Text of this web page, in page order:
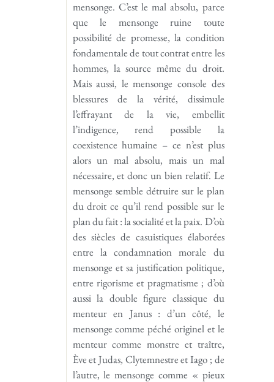
mensonge. C’est le mal absolu, parce
que le mensonge ruine toute
possibilité de promesse, la condition
fondamentale de tout contrat entre les
hommes, la source même du droit.
Mais aussi, le mensonge console des
blessures de la vérité, dissimule
l’effrayant de la vie, embellit
l’indigence, rend possible la
coexistence humaine – ce n’est plus
alors un mal absolu, mais un mal
nécessaire, et donc un bien relatif. Le
mensonge semble détruire sur le plan
du droit ce qu’il rend possible sur le
plan du fait : la socialité et la paix. D’où
des siècles de casuistiques élaborées
entre la condamnation morale du
mensonge et sa justification politique,
entre rigorisme et pragmatisme ; d’où
aussi la double figure classique du
menteur en Janus : d’un côté, le
mensonge comme péché originel et le
menteur comme monstre et traître,
Ève et Judas, Clytemnestre et Iago ; de
l’autre, le mensonge comme « pieux